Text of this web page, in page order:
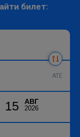
билет:
ATE
15 АВГ
2026